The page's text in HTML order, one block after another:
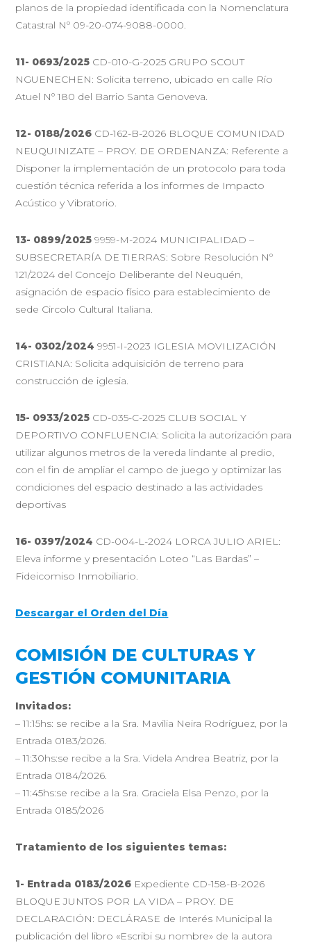
planos de la propiedad identificada con la Nomenclatura
Catastral Nº 09-20-074-9088-0000.
11- 0693/2025 CD-010-G-2025 GRUPO SCOUT
NGUENECHEN: Solicita terreno, ubicado en calle Río
Atuel Nº 180 del Barrio Santa Genoveva.
12- 0188/2026 CD-162-B-2026 BLOQUE COMUNIDAD
NEUQUINIZATE – PROY. DE ORDENANZA: Referente a
Disponer la implementación de un protocolo para toda
cuestión técnica referida a los informes de Impacto
Acústico y Vibratorio.
13- 0899/20259959-M-2024 MUNICIPALIDAD –
SUBSECRETARÍA DE TIERRAS: Sobre Resolución Nº
121/2024 del Concejo Deliberante del Neuquén,
asignación de espacio físico para establecimiento de
sede Circolo Cultural Italiana.
14- 0302/20249951-I-2023 IGLESIA MOVILIZACIÓN
CRISTIANA: Solicita adquisición de terreno para
construcción de iglesia.
15- 0933/2025 CD-035-C-2025 CLUB SOCIAL Y
DEPORTIVO CONFLUENCIA: Solicita la autorización para
utilizar algunos metros de la vereda lindante al predio,
con el fin de ampliar el campo de juego y optimizar las
condiciones del espacio destinado a las actividades
deportivas
16- 0397/2024 CD-004-L-2024 LORCA JULIO ARIEL:
Eleva informe y presentación Loteo “Las Bardas” –
Fideicomiso Inmobiliario.
Descargar el Orden del Día
COMISIÓN DE CULTURAS Y
GESTIÓN COMUNITARIA
Invitados:
– 11:15hs: se recibe a la Sra. Mavilia Neira Rodríguez, por la
Entrada 0183/2026.
– 11:30hs:se recibe a la Sra. Videla Andrea Beatriz, por la
Entrada 0184/2026.
– 11:45hs:se recibe a la Sra. Graciela Elsa Penzo, por la
Entrada 0185/2026
Tratamiento de los siguientes temas:
1- Entrada 0183/2026 Expediente CD-158-B-2026
BLOQUE JUNTOS POR LA VIDA – PROY. DE
DECLARACIÓN: DECLÁRASE de Interés Municipal la
publicación del libro «Escribi su nombre» de la autora